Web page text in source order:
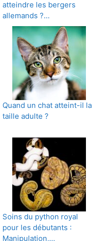
atteindre les bergers
allemands ?…
Quand un chat atteint-il la
taille adulte ?
Soins du python royal
pour les débutants :
Manipulation,…